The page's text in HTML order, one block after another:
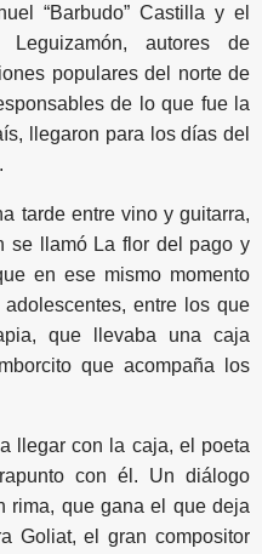
“Barbudo” Castilla y el
Leguizamón, autores de
populares del norte de
de lo que fue la
llegaron para los días del
tarde entre vino y guitarra,
se llamó La flor del pago y
en ese mismo momento
entre los que
que llevaba una caja
que acompaña los
llegar con la caja, el poeta
con él. Un diálogo
rima, que gana el que deja
Goliat, el gran compositor